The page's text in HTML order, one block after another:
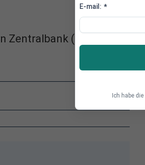
Zentralbank (RZB)
E-mail: *
Ich habe die